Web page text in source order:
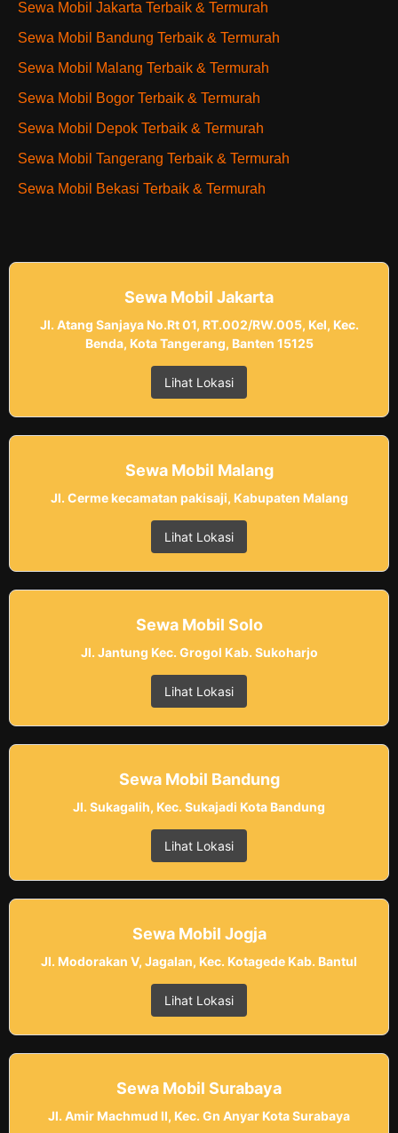
Sewa Mobil Jakarta Terbaik & Termurah
Sewa Mobil Bandung Terbaik & Termurah
Sewa Mobil Malang Terbaik & Termurah
Sewa Mobil Bogor Terbaik & Termurah
Sewa Mobil Depok Terbaik & Termurah
Sewa Mobil Tangerang Terbaik & Termurah
Sewa Mobil Bekasi Terbaik & Termurah
Sewa Mobil Jakarta
Jl. Atang Sanjaya No.Rt 01, RT.002/RW.005, Kel, Kec.
Benda, Kota Tangerang, Banten 15125
Lihat Lokasi
Sewa Mobil Malang
Jl. Cerme kecamatan pakisaji, Kabupaten Malang
Lihat Lokasi
Sewa Mobil Solo
Jl. Jantung Kec. Grogol Kab. Sukoharjo
Lihat Lokasi
Sewa Mobil Bandung
Jl. Sukagalih, Kec. Sukajadi Kota Bandung
Lihat Lokasi
Sewa Mobil Jogja
Jl. Modorakan V, Jagalan, Kec. Kotagede Kab. Bantul
Lihat Lokasi
Sewa Mobil Surabaya
Jl. Amir Machmud II, Kec. Gn Anyar Kota Surabaya